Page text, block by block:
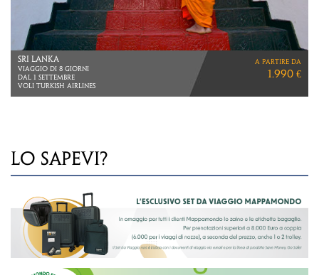
AUSTRALIA
VIAGGIO DI 17 GIORNI
VOLI CATHAY PACIFIC
DA MILANO E ROMA
a partire da
7.350 €
LO SAPEVI?